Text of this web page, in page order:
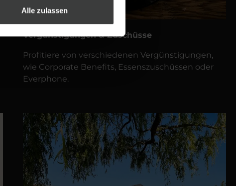
Alle zulassen
Vergünstigungen & Zuschüsse
Profitiere von verschiedenen Vergünstigungen,
wie Corporate Benefits, Essenszuschüssen oder
Everphone.